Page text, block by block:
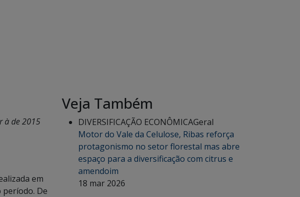
à de 2015
em
período. De
Veja Também
DIVERSIFICAÇÃO ECONÔMICAGeral
Motor do Vale da Celulose, Ribas reforça
protagonismo no setor florestal mas abre
espaço para a diversificação com citrus e
amendoim
18 mar 2026